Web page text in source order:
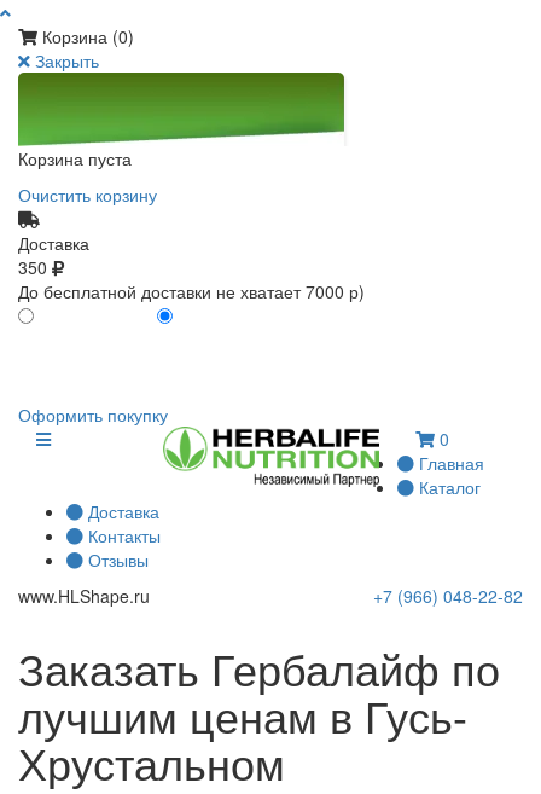
Корзина (0)
Закрыть
Корзина пуста
Очистить корзину
Доставка
350
До бесплатной доставки не хватает 7000 р)
Оформить покупку
0
Главная
Каталог
Доставка
Контакты
Отзывы
www.HLShape.ru +7 (966) 048-22-82
Заказать Гербалайф по
лучшим ценам в Гусь-
Хрустальном